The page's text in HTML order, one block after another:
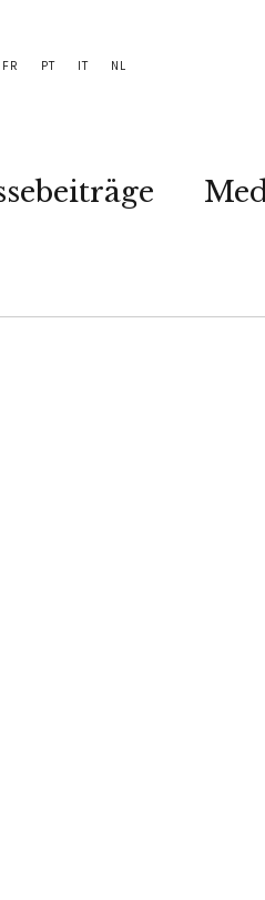
FR PT IT NL